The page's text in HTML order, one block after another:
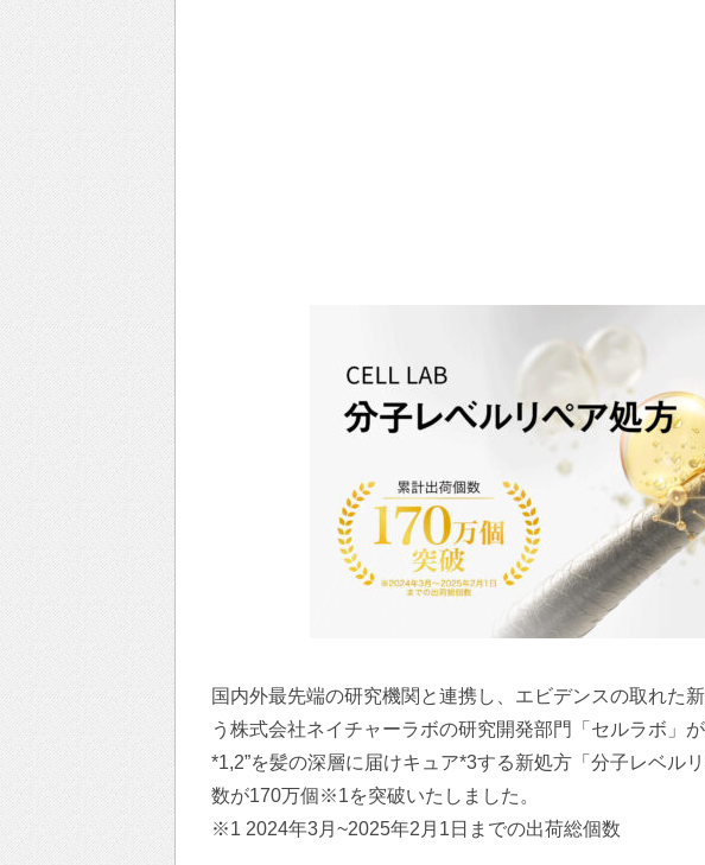
国内外最先端の研究機関と連携し、エビデンスの取れた
う株式会社ネイチャーラボの研究開発部門「セルラボ」
*1,2”を髪の深層に届けキュア*3する新処方「分子レベル
数が170万個※1を突破いたしました。
※1 2024年3月~2025年2月1日までの出荷総個数